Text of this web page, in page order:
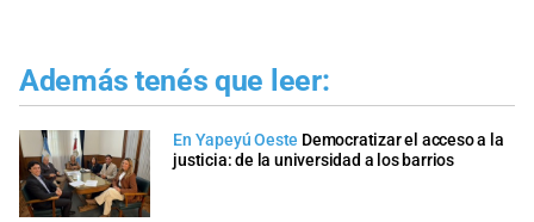
Además tenés que leer:
En Yapeyú Oeste Democratizar el acceso a la
justicia: de la universidad a los barrios